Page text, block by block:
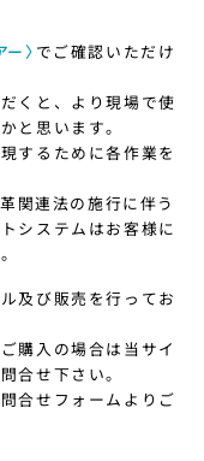
〉 でご確認いただけ
くと、より現場で使
と思います。
するために各作業を
関連法の施行に伴う
システムはお客様に
及び販売を行ってお
購入の場合は当サイ
合せ下さい。
合せフォームよりご